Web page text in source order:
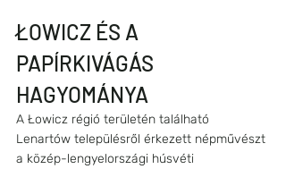
ŁOWICZ ÉS A
PAPÍRKIVÁGÁS
HAGYOMÁNYA
A Łowicz régió területén található
Lenartów településről érkezett népművészt
a közép-lengyelországi húsvéti